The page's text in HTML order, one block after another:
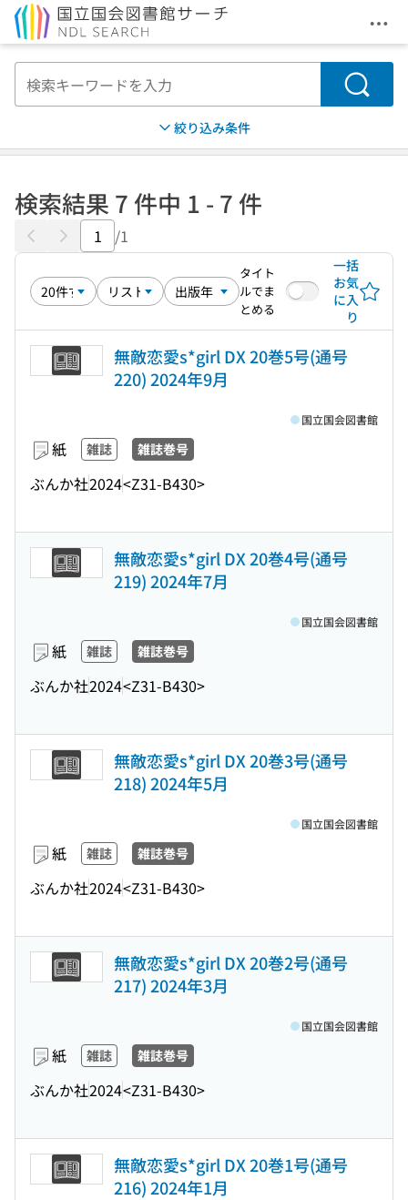
メ
検索
絞り込み条件
検索結果 7 件中 1 - 7 件
/1
タイト
ルでま
とめる
一括
お気
に入
り
無敵恋愛s*girl DX 20巻5号(通号
220) 2024年9月
紙 雑誌 雑誌巻号
ぶんか社2024<Z31-B430>
国立国会図書館
無敵恋愛s*girl DX 20巻4号(通号
219) 2024年7月
紙 雑誌 雑誌巻号
ぶんか社2024<Z31-B430>
国立国会図書館
無敵恋愛s*girl DX 20巻3号(通号
218) 2024年5月
紙 雑誌 雑誌巻号
ぶんか社2024<Z31-B430>
国立国会図書館
無敵恋愛s*girl DX 20巻2号(通号
217) 2024年3月
紙 雑誌 雑誌巻号
ぶんか社2024<Z31-B430>
国立国会図書館
無敵恋愛s*girl DX 20巻1号(通号
216) 2024年1月